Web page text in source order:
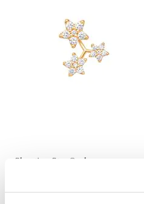
Shooting Star Oorknop